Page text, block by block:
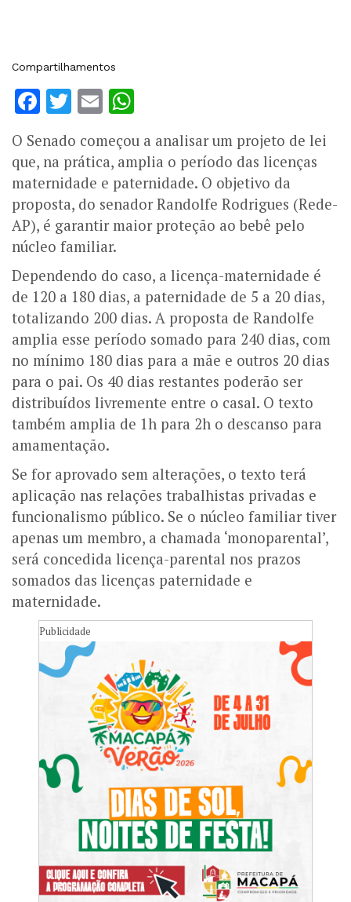
Compartilhamentos
Facebook
Twitter
Email
O Senado começou a analisar um projeto de lei
que, na prática, amplia o período das licenças
maternidade e paternidade. O objetivo da
proposta, do senador Randolfe Rodrigues (Rede-
AP), é garantir maior proteção ao bebê pelo
núcleo familiar.
Dependendo do caso, a licença-maternidade é
de 120 a 180 dias, a paternidade de 5 a 20 dias,
totalizando 200 dias. A proposta de Randolfe
amplia esse período somado para 240 dias, com
no mínimo 180 dias para a mãe e outros 20 dias
para o pai. Os 40 dias restantes poderão ser
distribuídos livremente entre o casal. O texto
também amplia de 1h para 2h o descanso para
amamentação.
Se for aprovado sem alterações, o texto terá
aplicação nas relações trabalhistas privadas e
funcionalismo público. Se o núcleo familiar tiver
apenas um membro, a chamada ‘monoparental’,
será concedida licença-parental nos prazos
somados das licenças paternidade e
maternidade.
Publicidade